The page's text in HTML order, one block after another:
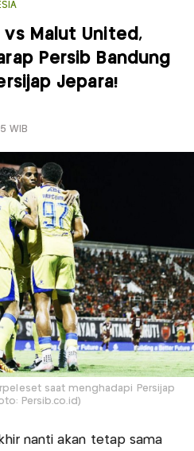
vs Malut United,
Persib Bandung
Jepara!
WIB
saat menghadapi Persijap
Persib.co.id)
nanti akan tetap sama